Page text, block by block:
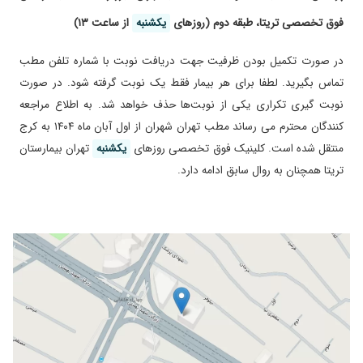
ازشون ممنونم،عالی هستند.
هستم خیلی دکتر خوبین خیلی وقت میذارن و سعی
میکنن با کودک یه ارتباط کمی هم که شده بگیرن
بهترشد ۱۴۰۴/۰۵/۰۳
خیلی دکتر با حوصله و تشخیص خوبی هستند ۱۴۰۳/۱۲/۲۵
عالییییی ۱۴۰۴/۰۷/۲۰
خیلی دکتر با حوصله ای هستن حسابی وقت میزارن
۱۴۰۳/۱۱/۰۲
پسرم تاخیر حرکتی داره تشخیصشون درست بود ۱۴۰۵/۰۴/۲۹
عدم رضایت
کولیک دخترم بهتر شده ۱۴۰۴/۱۰/۱۰
بسیار دکتر خوش اخلاق و خوش انرژی هستن، و
برای مریض وقت میذارن و با حوصله جوابگو
۱۴۰۵/۰۴/۱۷
و ویتیلیگو و... با لامپ وود. ختنه و اقدامات زیبایی و جراحی های کوچک با
فوق تخصصی تریتا، طبقه دوم (روزهای یکشنبه از ساعت ۱۳)
در صورت تکمیل بودن ظرفیت جهت دریافت نوبت با شماره تلفن مطب
تماس بگیرید. لطفا برای هر بیمار فقط یک نوبت گرفته شود. در صورت
نوبت گیری تکراری یکی از نوبت‌ها حذف خواهد شد. به اطلاع مراجعه
کنندگان محترم می رساند مطب تهران شهران از اول آبان ماه ۱۴۰۴ به کرج
منتقل شده است. کلینیک فوق تخصصی روز‌های یکشنبه تهران بیمارستان
تریتا همچنان به روال سابق ادامه دارد.